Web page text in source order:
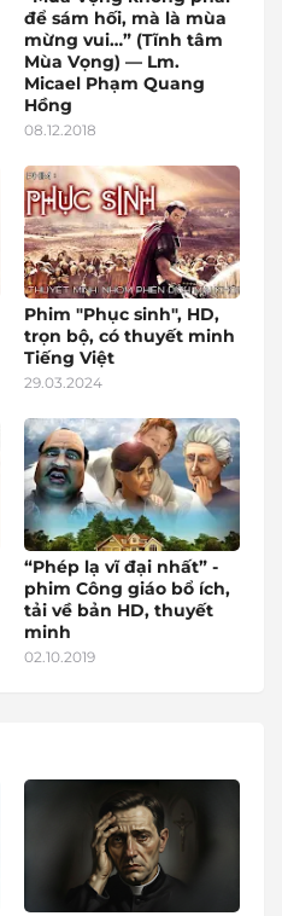
để sám hối, mà là mùa
mừng vui…” (Tĩnh tâm
Mùa Vọng) — Lm.
Micael Phạm Quang
Hồng
08.12.2018
Phim "Phục sinh", HD,
trọn bộ, có thuyết minh
Tiếng Việt
29.03.2024
“Phép lạ vĩ đại nhất” -
phim Công giáo bổ ích,
tải về bản HD, thuyết
minh
02.10.2019